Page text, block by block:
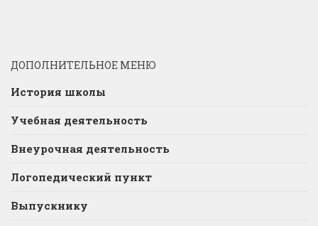
ДОПОЛНИТЕЛЬНОЕ МЕНЮ
История школы
Учебная деятельность
Внеурочная деятельность
Логопедический пункт
Выпускнику